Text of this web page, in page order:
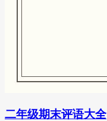
二年级期末评语大全